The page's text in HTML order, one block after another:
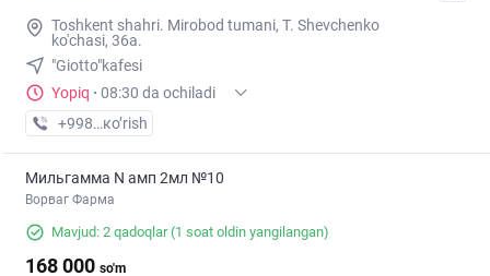
Toshkent shahri. Mirobod tumani, T. Shevchenko
ko'chasi, 36a.
"Giotto"kafesi
Yopiq · 08:30 da ochiladi
+998 (99) XXX-XX-XX
кo’rish
Мильгамма N амп 2мл №10
Ворваг Фарма
Mavjud: 2 qadoqlar(1 soat oldin yangilangan)
168 000 so'm